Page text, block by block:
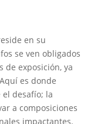
en su
se ven obligados
de exposición, ya
es donde
desafío; la
a composiciones
impactantes.